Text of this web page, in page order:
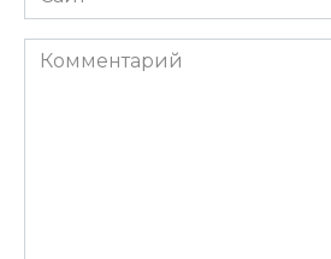
Комментарий